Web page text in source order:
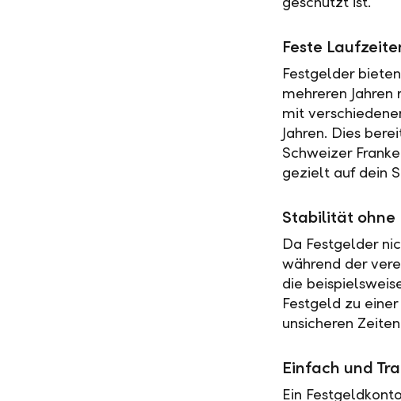
Feste
Festgelder
mehreren
mit
Jahren. Dies
Schweizer
gezielt auf dein
Stabilität ohne
Da Festgelder
während der
die
Festgeld zu
unsicheren
Einfach und
Ein